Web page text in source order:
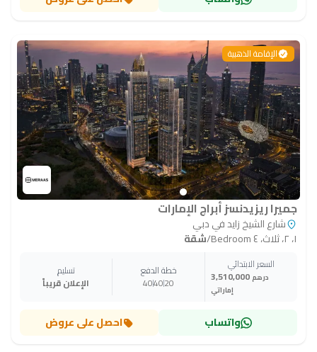
الإقامة الذهبية
جميرا ريزيدنسز أبراج الإمارات
شارع الشيخ زايد في دبي
١، ٢، ثلاث، ٤ Bedroom
/شقة
السعر الابتدائي
3,510,000 درهم
إماراتي
خطة الدفع
20
40
40
تسليم
الإعلان قريباً
واتساب احصل على عروض